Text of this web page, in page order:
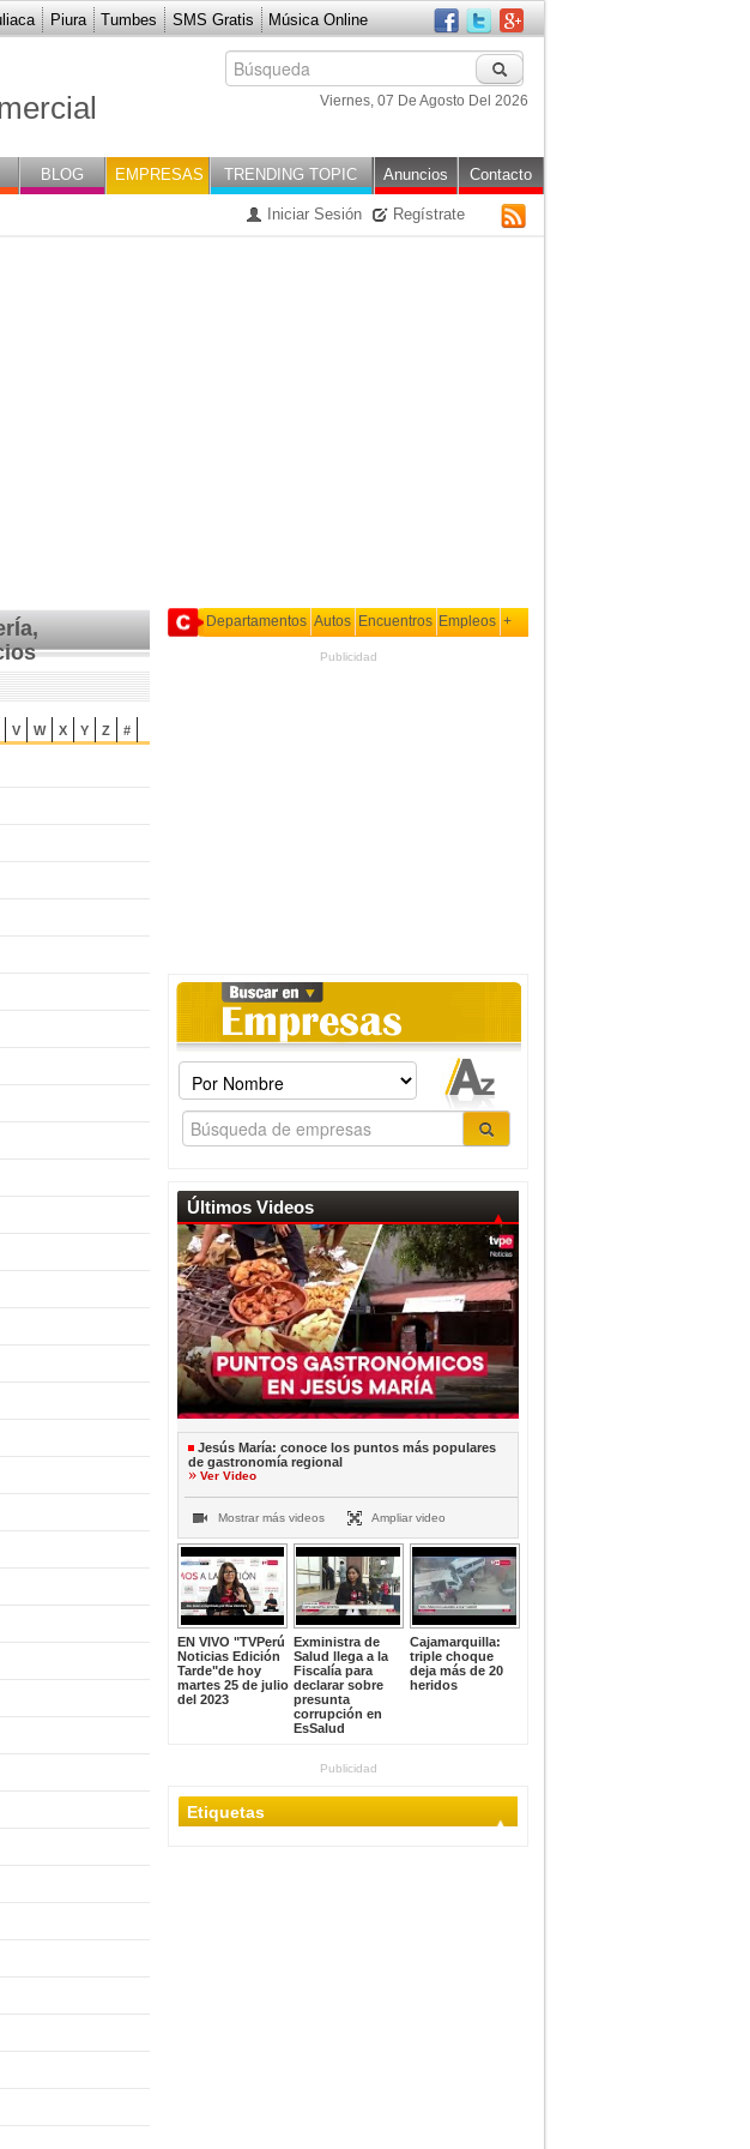
Piura Tumbes SMS Gratis Música Online
De FerreterÍa, Pinturas Y
Viernes, 07 De Agosto Del 2026
BLOG EMPRESAS TRENDING TOPIC Contacto
Anuncios
Iniciar Sesión Regístrate
V W X Y Z #
Departamentos Autos Encuentros Empleos +
Publicidad
Últimos Videos
Jesús María: conoce los puntos más populares
de gastronomía regional
Ver Video
Mostrar más videos Ampliar video
EN VIVO "TVPerú
Noticias Edición
Tarde"de hoy
martes 25 de julio
del 2023
Exministra de
Salud llega a la
Fiscalía para
declarar sobre
presunta
corrupción en
EsSalud
Cajamarquilla:
triple choque
deja más de 20
heridos
Publicidad
Etiquetas